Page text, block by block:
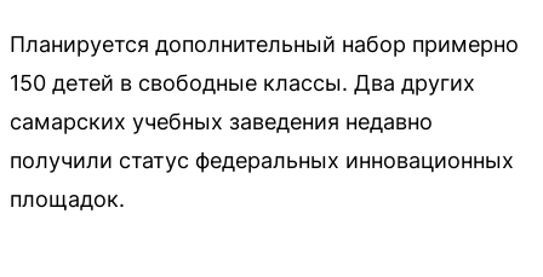
Планируется дополнительный набор примерно
150 детей в свободные классы. Два других
самарских учебных заведения недавно
получили статус федеральных инновационных
площадок.